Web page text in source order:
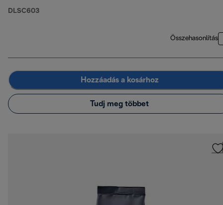
DLSC603
Összehasonlítás
Hozzáadás a kosárhoz
Tudj meg többet